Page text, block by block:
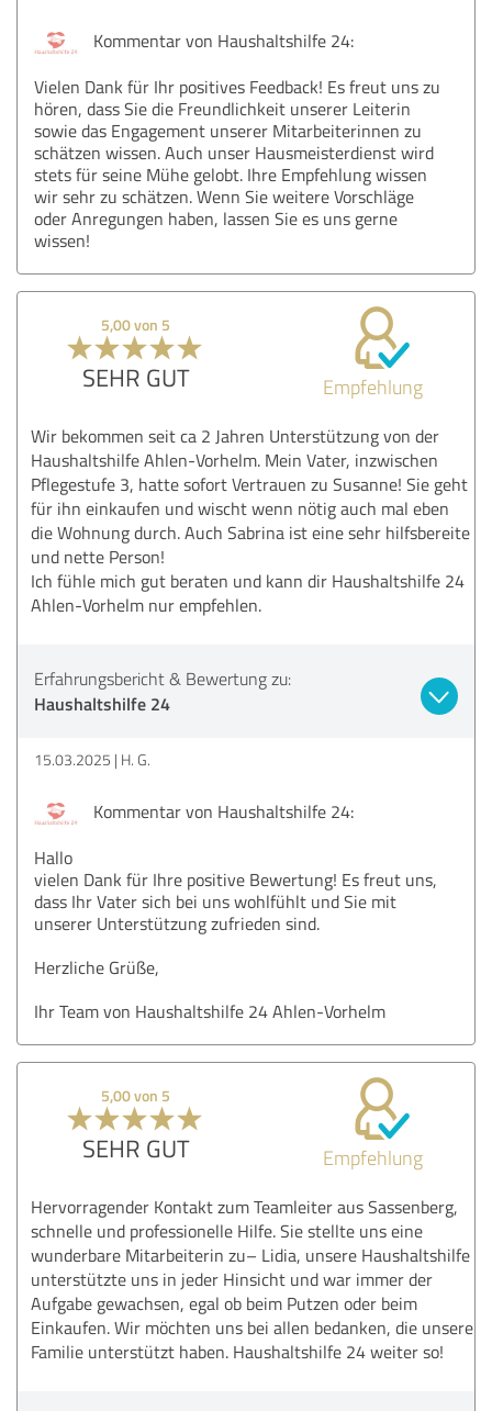
Kommentar von Haushaltshilfe 24:
Vielen Dank für Ihr positives Feedback! Es freut uns zu
hören, dass Sie die Freundlichkeit unserer Leiterin
sowie das Engagement unserer Mitarbeiterinnen zu
schätzen wissen. Auch unser Hausmeisterdienst wird
stets für seine Mühe gelobt. Ihre Empfehlung wissen
wir sehr zu schätzen. Wenn Sie weitere Vorschläge
oder Anregungen haben, lassen Sie es uns gerne
wissen!
5,00 von 5
SEHR GUT Empfehlung
Wir bekommen seit ca 2 Jahren Unterstützung von der
Haushaltshilfe Ahlen-Vorhelm. Mein Vater, inzwischen
Pflegestufe 3, hatte sofort Vertrauen zu Susanne! Sie geht
für ihn einkaufen und wischt wenn nötig auch mal eben
die Wohnung durch. Auch Sabrina ist eine sehr hilfsbereite
und nette Person!
Ich fühle mich gut beraten und kann dir Haushaltshilfe 24
Ahlen-Vorhelm nur empfehlen.
Erfahrungsbericht & Bewertung zu:
Haushaltshilfe 24
15.03.2025 H. G.
Kommentar von Haushaltshilfe 24:
Hallo
vielen Dank für Ihre positive Bewertung! Es freut uns,
dass Ihr Vater sich bei uns wohlfühlt und Sie mit
unserer Unterstützung zufrieden sind.
Herzliche Grüße,
Ihr Team von Haushaltshilfe 24 Ahlen-Vorhelm
5,00 von 5
SEHR GUT Empfehlung
Hervorragender Kontakt zum Teamleiter aus Sassenberg,
schnelle und professionelle Hilfe. Sie stellte uns eine
wunderbare Mitarbeiterin zu– Lidia, unsere Haushaltshilfe
unterstützte uns in jeder Hinsicht und war immer der
Aufgabe gewachsen, egal ob beim Putzen oder beim
Einkaufen. Wir möchten uns bei allen bedanken, die unsere
Familie unterstützt haben. Haushaltshilfe 24 weiter so!